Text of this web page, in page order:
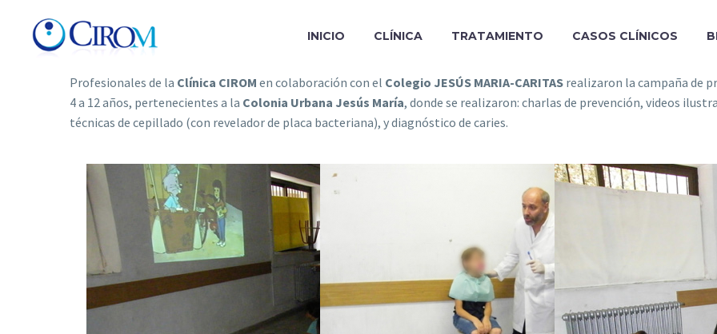
INICIO CLÍNICA TRATAMIENTO CASOS CLÍNICOS
Profesionales de la Clínica CIROM en colaboración con el Colegio JESÚS MARIA-CARITAS realizaron la campaña de
4 a 12 años, pertenecientes a la Colonia Urbana Jesús María, donde se realizaron: charlas de prevención, videos
técnicas de cepillado (con revelador de placa bacteriana), y diagnóstico de caries.